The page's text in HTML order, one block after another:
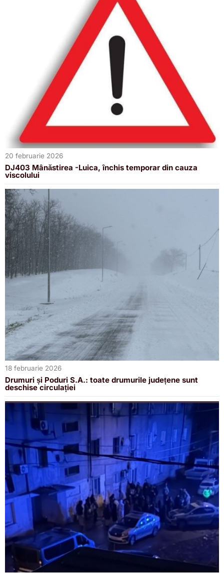
20 februarie 2026
DJ403 Mânăstirea -Luica, închis temporar din cauza
viscolului
18 februarie 2026
Drumuri și Poduri S.A.: toate drumurile județene sunt
deschise circulației